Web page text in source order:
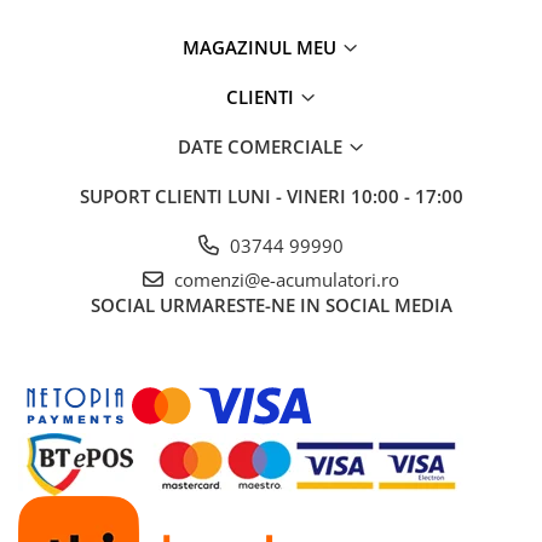
Statii de incarcare EV
Pompe de caldura
2 ani
Ideal pentru:
Sisteme off-grid mobile
Profesioniști care folosesc stații DELTA în teren
MAGAZINUL MEU
CLIENTI
DATE COMERCIALE
SUPORT CLIENTI LUNI - VINERI 10:00 - 17:00
03744 99990
comenzi@e-acumulatori.ro
SOCIAL URMARESTE-NE IN SOCIAL MEDIA